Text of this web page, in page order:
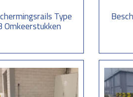
Type
Omkeerstukken